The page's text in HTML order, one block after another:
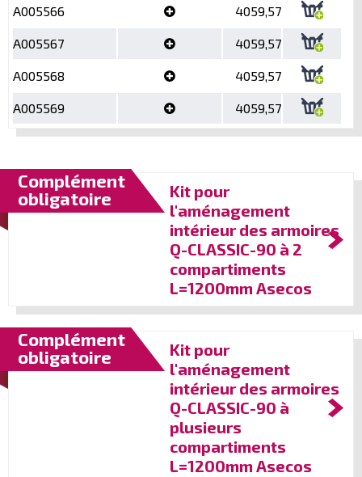
A005566 4059,57
A005567 4059,57
A005568 4059,57
A005569 4059,57
Complément
obligatoire
Kit pour
l'aménagement
intérieur des armoires
Q-CLASSIC-90 à 2
compartiments
L=1200mm Asecos
Complément
obligatoire
Kit pour
l'aménagement
intérieur des armoires
Q-CLASSIC-90 à
plusieurs
compartiments
L=1200mm Asecos